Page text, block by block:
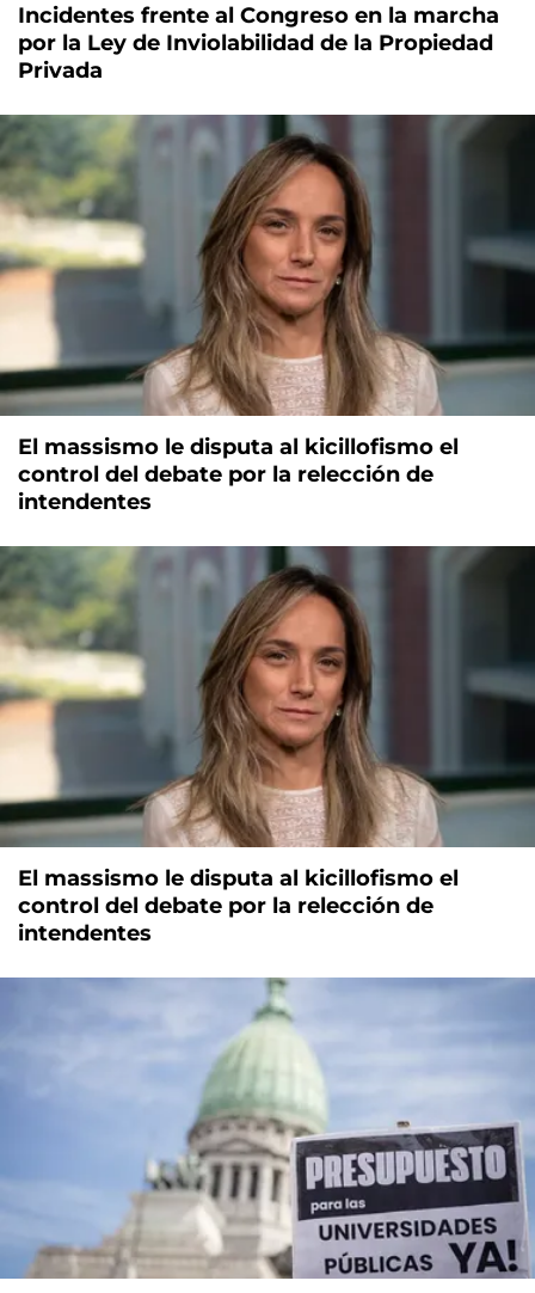
Incidentes frente al Congreso en la marcha
por la Ley de Inviolabilidad de la Propiedad
Privada
El massismo le disputa al kicillofismo el
control del debate por la relección de
intendentes
El massismo le disputa al kicillofismo el
control del debate por la relección de
intendentes